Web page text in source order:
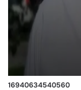
16940634540560